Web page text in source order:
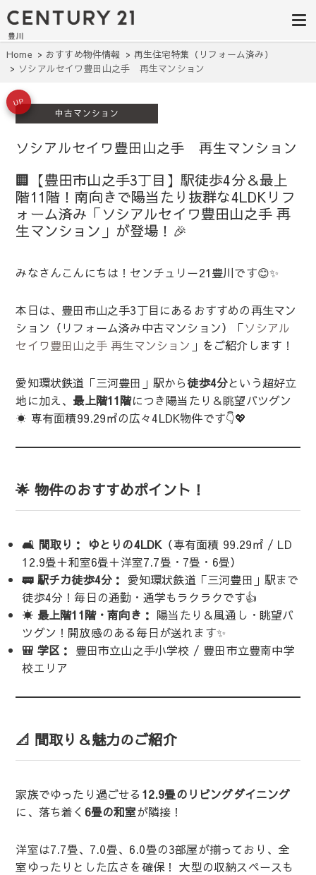
豊田市の中古
住宅・土地・
リノベ物件探
し｜センチュ
リー21豊川
建て・土地探しはセンチュリー21豊
川へ。豊田市内の最新物件情報を随
時更新中！駅近、建築条件無し、ペ
ット可、学区別など、お客様のこだ
わり条件に合わせて理想の物件を簡
Home おすすめ物件情報
再生住宅特集（リフォーム済み）
ソシアルセイワ豊田山之手 再生マンション
中古マンション
ソシアルセイワ豊田山之手 再生マンション
UP
🏢【豊田市山之手3丁目】駅徒歩4分＆最上
階11階！南向きで陽当たり抜群な4LDKリフ
ォーム済み「ソシアルセイワ豊田山之手 再
生マンション 」が登場！🎉
みなさんこんにちは！センチュリー21豊川です😊✨
本日は、豊田市山之手3丁目にあるおすすめの再生マン
ション（リフォーム済み中古マンション）「ソシアル
セイワ豊田山之手 再生マンション 」をご紹介します！
愛知環状鉄道「三河豊田」駅から徒歩4分という超好立
地に加え、 最上階11階につき陽当たり＆眺望バツグン
☀️ 専有面積99.29㎡の広々4LDK物件です👇💖
🌟 物件のおすすめポイント！
🛋 間取り： ゆとりの4LDK（専有面積 99.29㎡ / LD
12.9畳＋和室6畳＋洋室7.7畳・7畳・6畳）
🚃 駅チカ徒歩4分： 愛知環状鉄道「三河豊田」駅まで
徒歩4分！毎日の通勤・通学もラクラクです👍
☀️ 最上階11階・南向き： 陽当たり＆風通し・眺望バ
ツグン！開放感のある毎日が送れます✨
🎒 学区： 豊田市立山之手小学校 / 豊田市立豊南中学
校エリア
📐 間取り＆魅力のご紹介
家族でゆったり過ごせる 12.9畳のリビングダイニング
に、落ち着く 6畳の和室が隣接！
洋室は7.7畳、7.0畳、6.0畳の3部屋が揃っており、全
室ゆったりとした広さを確保！ 大型の収納スペースも